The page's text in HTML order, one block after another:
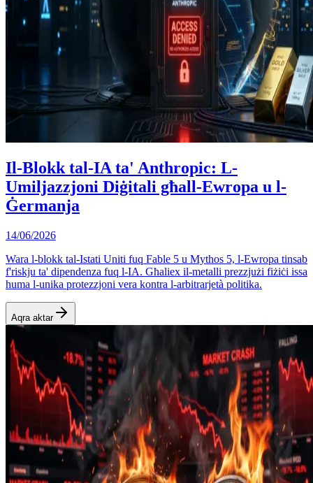
Il-Blokk tal-IA ta' Anthropic: L-
Umiljazzjoni Diġitali għall-Ewropa u l-
Ġermanja
14/06/2026
Wara l-blokk tal-Istati Uniti fuq Fable 5 u Mythos 5, l-Ewropa tinsab
f'riskju ta' dipendenza fuq l-IA. Għaliex il-metalli prezzjużi fiżiċi issa
huma l-unika protezzjoni vera kontra l-arbitrarjetà politika.
Aqra aktar